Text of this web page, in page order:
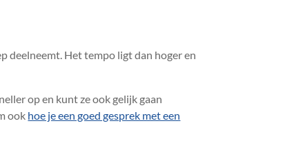
deelneemt. Het tempo ligt dan hoger en
op en kunt ze ook gelijk gaan
ook hoe je een goed gesprek met een